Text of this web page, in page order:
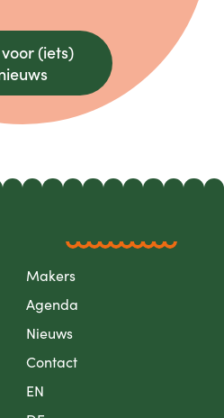
(iets)
Makers
Agenda
Nieuws
Contact
EN